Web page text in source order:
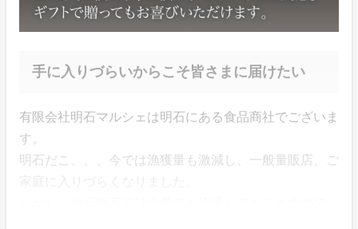
手に入りづらいからこそ皆さまに届けたい
有限会社明石マルシェは明石にある食品商社でございま
す。
明石だこ、、、今では漁獲量も激減し、一般量販店、ご